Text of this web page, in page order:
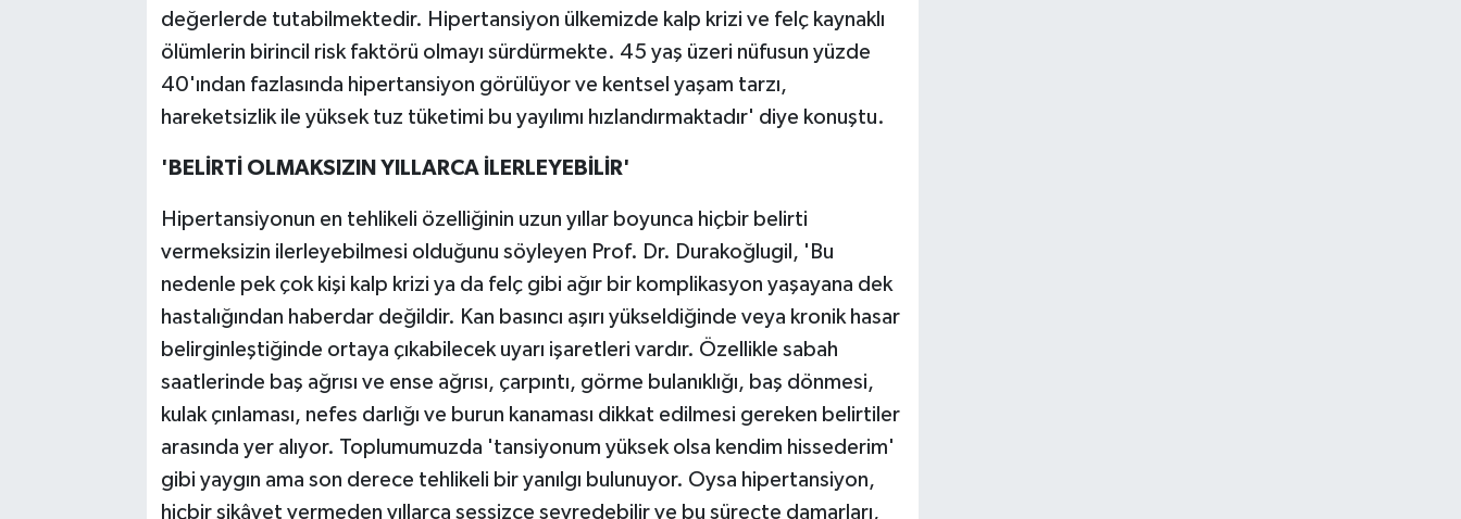
değerlerde tutabilmektedir. Hipertansiyon ülkemizde kalp krizi ve felç kaynaklı
ölümlerin birincil risk faktörü olmayı sürdürmekte. 45 yaş üzeri nüfusun yüzde
40'ından fazlasında hipertansiyon görülüyor ve kentsel yaşam tarzı,
hareketsizlik ile yüksek tuz tüketimi bu yayılımı hızlandırmaktadır' diye konuştu.
'BELİRTİ OLMAKSIZIN YILLARCA İLERLEYEBİLİR'
Hipertansiyonun en tehlikeli özelliğinin uzun yıllar boyunca hiçbir belirti
vermeksizin ilerleyebilmesi olduğunu söyleyen Prof. Dr. Durakoğlugil, 'Bu
nedenle pek çok kişi kalp krizi ya da felç gibi ağır bir komplikasyon yaşayana dek
hastalığından haberdar değildir. Kan basıncı aşırı yükseldiğinde veya kronik hasar
belirginleştiğinde ortaya çıkabilecek uyarı işaretleri vardır. Özellikle sabah
saatlerinde baş ağrısı ve ense ağrısı, çarpıntı, görme bulanıklığı, baş dönmesi,
kulak çınlaması, nefes darlığı ve burun kanaması dikkat edilmesi gereken belirtiler
arasında yer alıyor. Toplumumuzda 'tansiyonum yüksek olsa kendim hissederim'
gibi yaygın ama son derece tehlikeli bir yanılgı bulunuyor. Oysa hipertansiyon,
hiçbir şikâyet vermeden yıllarca sessizce seyredebilir ve bu süreçte damarları,